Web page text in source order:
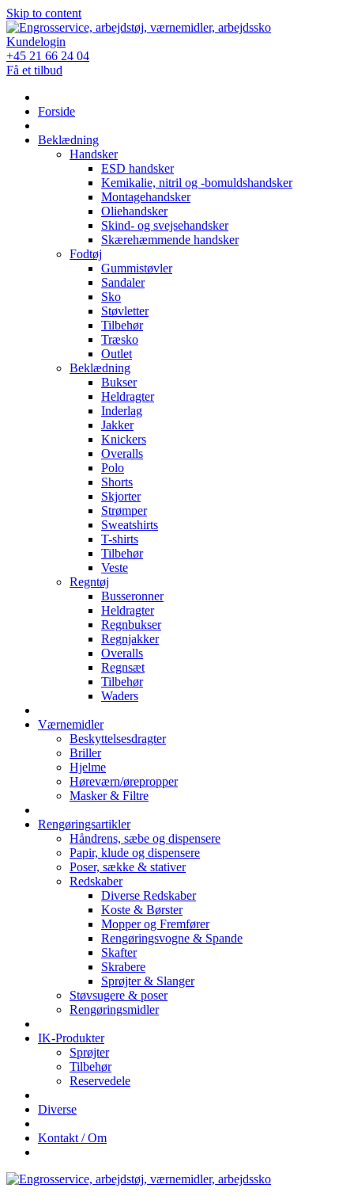
Skip to content
Kundelogin
+45 21 66 24 04
Få et tilbud
Forside
Beklædning
Handsker
ESD handsker
Kemikalie, nitril og -bomuldshandsker
Montagehandsker
Oliehandsker
Skind- og svejsehandsker
Skærehæmmende handsker
Fodtøj
Gummistøvler
Sandaler
Sko
Støvletter
Tilbehør
Træsko
Outlet
Beklædning
Bukser
Heldragter
Inderlag
Jakker
Knickers
Overalls
Polo
Shorts
Skjorter
Strømper
Sweatshirts
T-shirts
Tilbehør
Veste
Regntøj
Busseronner
Heldragter
Regnbukser
Regnjakker
Overalls
Regnsæt
Tilbehør
Waders
Værnemidler
Beskyttelsesdragter
Briller
Hjelme
Høreværn/ørepropper
Masker & Filtre
Rengøringsartikler
Håndrens, sæbe og dispensere
Papir, klude og dispensere
Poser, sække & stativer
Redskaber
Diverse Redskaber
Koste & Børster
Mopper og Fremfører
Rengøringsvogne & Spande
Skafter
Skrabere
Sprøjter & Slanger
Støvsugere & poser
Rengøringsmidler
IK-Produkter
Sprøjter
Tilbehør
Reservedele
Diverse
Kontakt / Om